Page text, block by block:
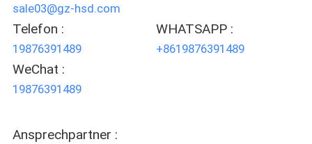
PRIVACY
POLICY
sale03@gz-hsd.com
Telefon :
19876391489
WHATSAPP :
+8619876391489
WeChat :
19876391489
Ansprechpartner :